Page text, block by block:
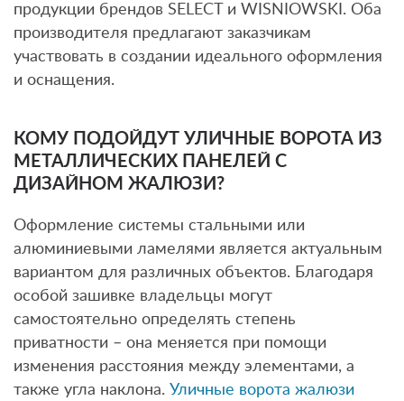
продукции брендов SELECT и WISNIOWSKI. Оба
производителя предлагают заказчикам
участвовать в создании идеального оформления
и оснащения.
КОМУ ПОДОЙДУТ УЛИЧНЫЕ ВОРОТА ИЗ
МЕТАЛЛИЧЕСКИХ ПАНЕЛЕЙ С
ДИЗАЙНОМ ЖАЛЮЗИ?
Оформление системы стальными или
алюминиевыми ламелями является актуальным
вариантом для различных объектов. Благодаря
особой зашивке владельцы могут
самостоятельно определять степень
приватности – она меняется при помощи
изменения расстояния между элементами, а
также угла наклона. Уличные ворота жалюзи